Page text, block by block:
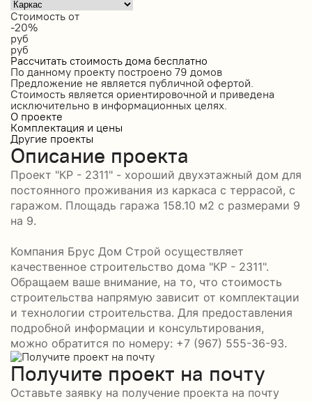
Стоимость от
-20%
руб
руб
Рассчитать стоимость дома бесплатно
По данному проекту построено 79 домов
Предложение не является публичной офертой.
Стоимость является ориентировочной и приведена
исключительно в информационных целях.
О проекте
Комплектация и цены
Другие проекты
Описание проекта
Проект "КР - 2311" - хороший двухэтажный дом для
постоянного проживания из каркаса с террасой, с
гаражом. Площадь гаража 158.10 м2 с размерами 9
на 9.
Компания Брус Дом Строй осуществляет
качественное строительство дома "КР - 2311".
Обращаем ваше внимание, на то, что стоимость
строительства напрямую зависит от комплектации
и технологии строительства. Для предоставления
подробной информации и консультирования,
можно обратится по номеру: +7 (967) 555-36-93.
Получите проект на почту
Оставьте заявку на получение проекта на почту